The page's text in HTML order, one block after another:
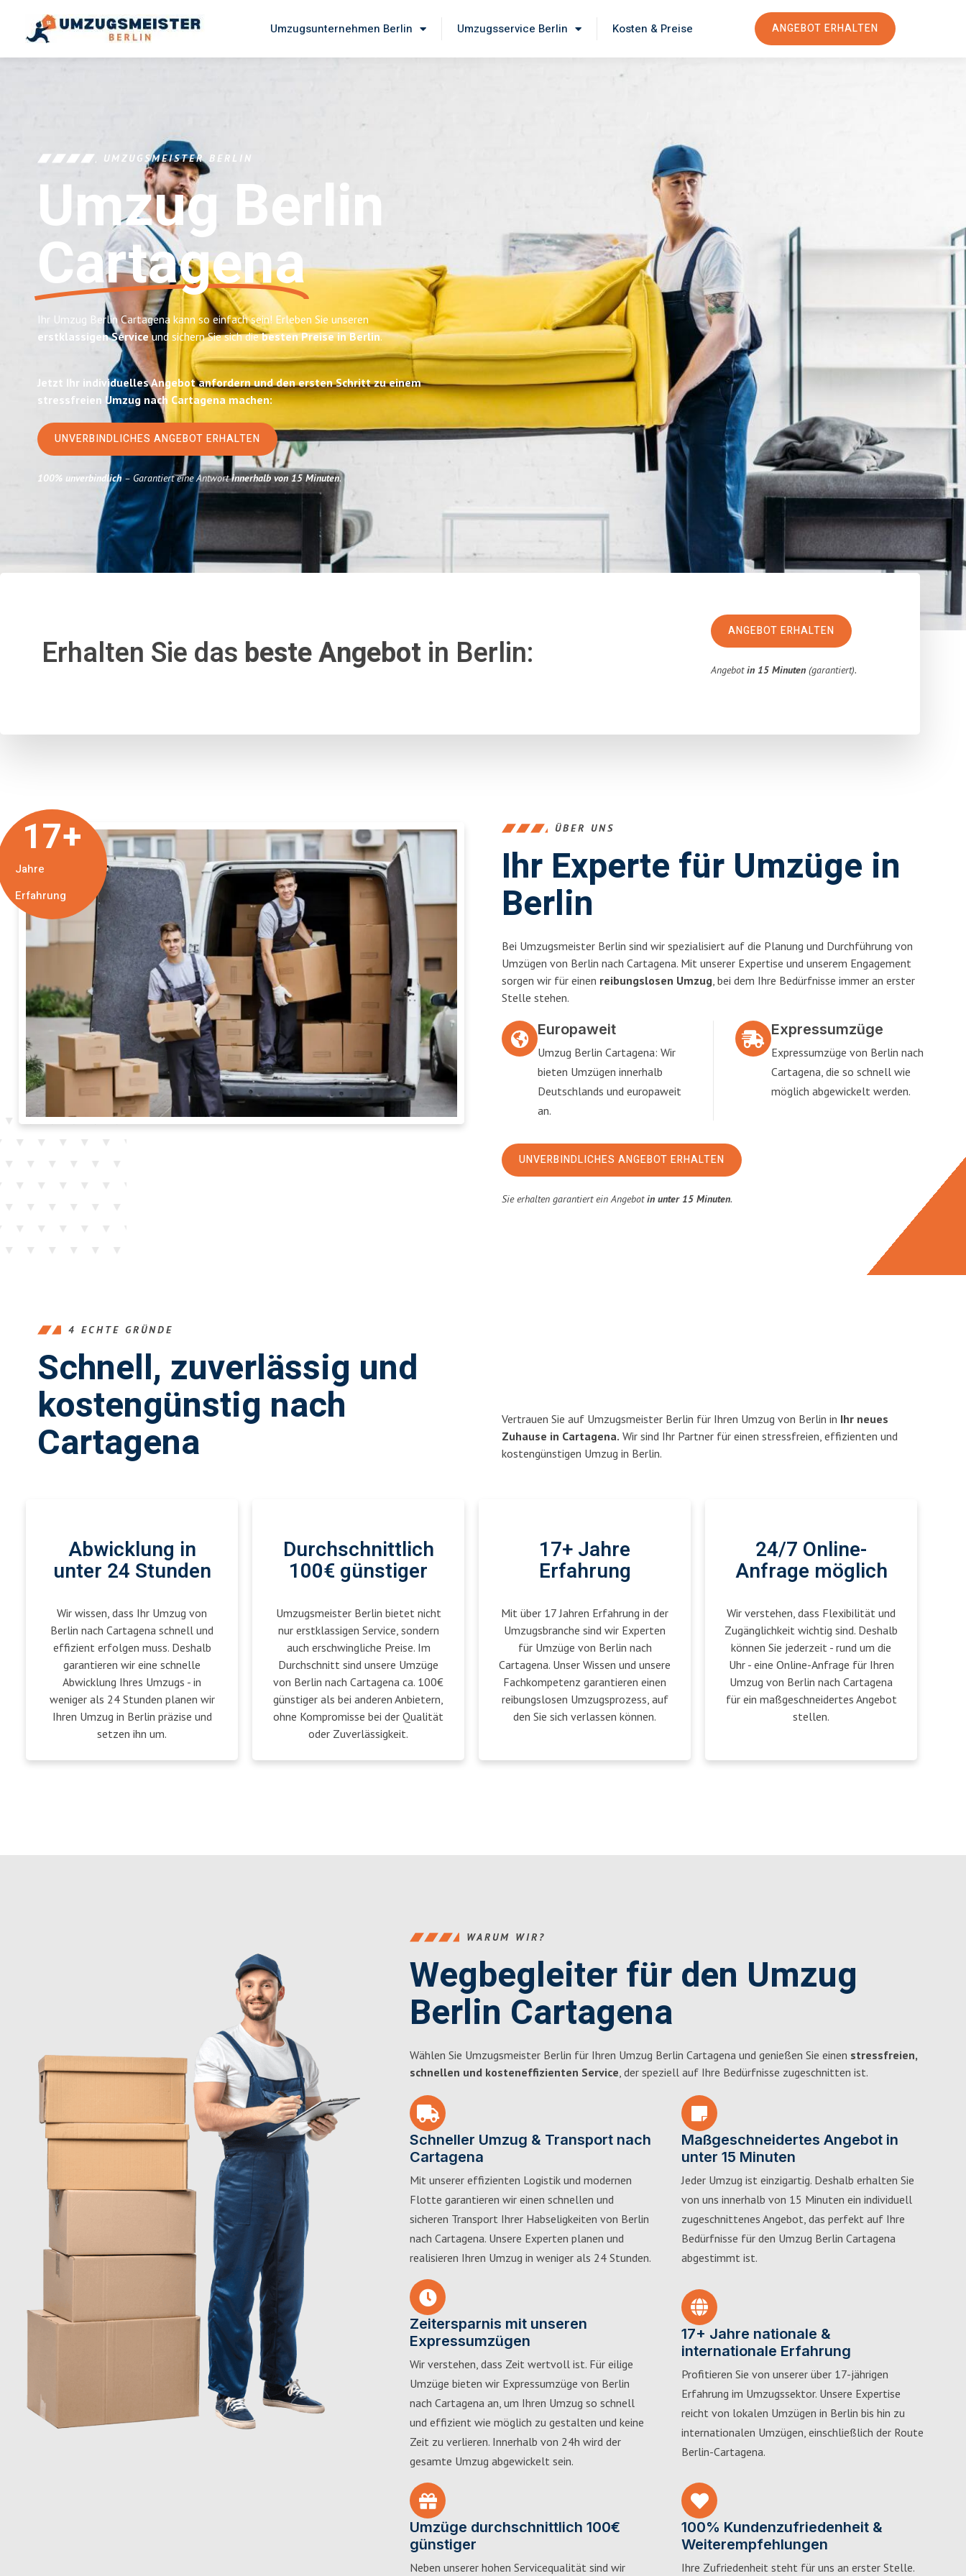
Umzugsunternehmen Berlin Umzugsservice Berlin Kosten & Preise ANGEBOT ERHALTEN
UMZUGSMEISTER BERLIN
Umzug Berlin
Cartagena
Ihr Umzug Berlin Cartagena kann so einfach sein! Erleben Sie unseren
erstklassigen Serviceund sichern Sie sich diebesten Preise in Berlin.
Jetzt Ihr individuelles Angebot anfordern und den ersten Schritt zu einem
stressfreien Umzug nach Cartagena machen:
UNVERBINDLICHES ANGEBOT ERHALTEN
100% unverbindlich– Garantiert eine Antwortinnerhalb von 15 Minuten.
Erhalten Sie das beste Angebot in Berlin:
ANGEBOT ERHALTEN
Angebotin 15 Minuten (garantiert).
Jahre
Erfahrung
17+ ÜBER UNS
Ihr Experte für Umzüge in
Berlin
Bei Umzugsmeister Berlin sind wir spezialisiert auf die Planung und Durchführung von
Umzügen von Berlin nach Cartagena. Mit unserer Expertise und unserem Engagement
sorgen wir für einen reibungslosen Umzug, bei dem Ihre Bedürfnisse immer an erster
Stelle stehen.
Europaweit
Umzug Berlin Cartagena: Wir
bieten Umzügen innerhalb
Deutschlands und europaweit
an.
Expressumzüge
Expressumzüge von Berlin nach
Cartagena, die so schnell wie
möglich abgewickelt werden.
UNVERBINDLICHES ANGEBOT ERHALTEN
Sie erhalten garantiert ein Angebotin unter 15 Minuten.
4 ECHTE GRÜNDE
Schnell, zuverlässig und
kostengünstig nach
Cartagena Vertrauen Sie auf Umzugsmeister Berlin für Ihren Umzug von Berlin in Ihr neues
Zuhause in Cartagena. Wir sind Ihr Partner für einen stressfreien, effizienten und
kostengünstigen Umzug in Berlin.
Abwicklung in
unter 24 Stunden
Wir wissen, dass Ihr Umzug von
Berlin nach Cartagena schnell und
effizient erfolgen muss. Deshalb
garantieren wir eine schnelle
Abwicklung Ihres Umzugs - in
weniger als 24 Stunden planen wir
Ihren Umzug in Berlin präzise und
setzen ihn um.
Durchschnittlich
100€ günstiger
Umzugsmeister Berlin bietet nicht
nur erstklassigen Service, sondern
auch erschwingliche Preise. Im
Durchschnitt sind unsere Umzüge
von Berlin nach Cartagena ca. 100€
günstiger als bei anderen Anbietern,
ohne Kompromisse bei der Qualität
oder Zuverlässigkeit.
17+ Jahre
Erfahrung
Mit über 17 Jahren Erfahrung in der
Umzugsbranche sind wir Experten
für Umzüge von Berlin nach
Cartagena. Unser Wissen und unsere
Fachkompetenz garantieren einen
reibungslosen Umzugsprozess, auf
den Sie sich verlassen können.
24/7 Online-
Anfrage möglich
Wir verstehen, dass Flexibilität und
Zugänglichkeit wichtig sind. Deshalb
können Sie jederzeit - rund um die
Uhr - eine Online-Anfrage für Ihren
Umzug von Berlin nach Cartagena
für ein maßgeschneidertes Angebot
stellen.
WARUM WIR?
Wegbegleiter für den Umzug
Berlin Cartagena
Wählen Sie Umzugsmeister Berlin für Ihren Umzug Berlin Cartagena und genießen Sie einen stressfreien,
schnellen und kosteneffizienten Service, der speziell auf Ihre Bedürfnisse zugeschnitten ist.
Schneller Umzug & Transport nach
Cartagena
Mit unserer effizienten Logistik und modernen
Flotte garantieren wir einen schnellen und
sicheren Transport Ihrer Habseligkeiten von Berlin
nach Cartagena. Unsere Experten planen und
realisieren Ihren Umzug in weniger als 24 Stunden.
Maßgeschneidertes Angebot in
unter 15 Minuten
Jeder Umzug ist einzigartig. Deshalb erhalten Sie
von uns innerhalb von 15 Minuten ein individuell
zugeschnittenes Angebot, das perfekt auf Ihre
Bedürfnisse für den Umzug Berlin Cartagena
abgestimmt ist.
Zeitersparnis mit unseren
Expressumzügen
Wir verstehen, dass Zeit wertvoll ist. Für eilige
Umzüge bieten wir Expressumzüge von Berlin
nach Cartagena an, um Ihren Umzug so schnell
und effizient wie möglich zu gestalten und keine
Zeit zu verlieren. Innerhalb von 24h wird der
gesamte Umzug abgewickelt sein.
17+ Jahre nationale &
internationale Erfahrung
Profitieren Sie von unserer über 17-jährigen
Erfahrung im Umzugssektor. Unsere Expertise
reicht von lokalen Umzügen in Berlin bis hin zu
internationalen Umzügen, einschließlich der Route
Berlin-Cartagena.
Umzüge durchschnittlich 100€
günstiger
Neben unserer hohen Servicequalität sind wir
100% Kundenzufriedenheit &
Weiterempfehlungen
Ihre Zufriedenheit steht für uns an erster Stelle.